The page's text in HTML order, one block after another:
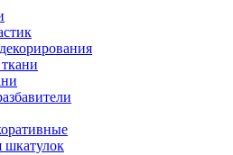
шкатулок